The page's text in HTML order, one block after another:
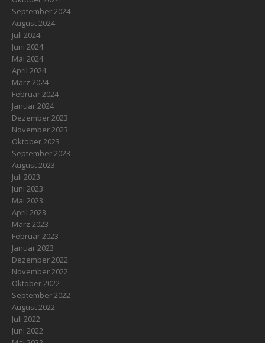
September 2024
August 2024
Juli 2024
Juni 2024
Mai 2024
April 2024
März 2024
Februar 2024
Januar 2024
Dezember 2023
November 2023
Oktober 2023
September 2023
August 2023
Juli 2023
Juni 2023
Mai 2023
April 2023
März 2023
Februar 2023
Januar 2023
Dezember 2022
November 2022
Oktober 2022
September 2022
August 2022
Juli 2022
Juni 2022